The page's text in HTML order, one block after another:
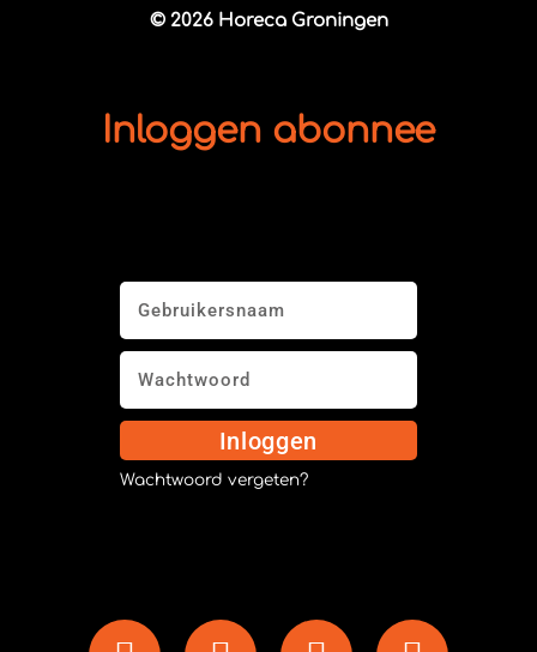
© 2026 Horeca Groningen
Inloggen abonnee
Inloggen
Wachtwoord vergeten?